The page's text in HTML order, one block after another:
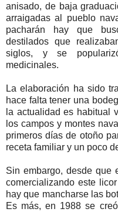
anisado, de baja
arraigadas al pueblo
pacharán hay que
destilados que
siglos, y se
medicinales.
La elaboración ha sido
hace falta tener una
la actualidad es habitual
los campos y montes
primeros días de otoño
receta familiar y un poco
Sin embargo, desde que
comercializando este
hay que mancharse las
Es más, en 1988 se